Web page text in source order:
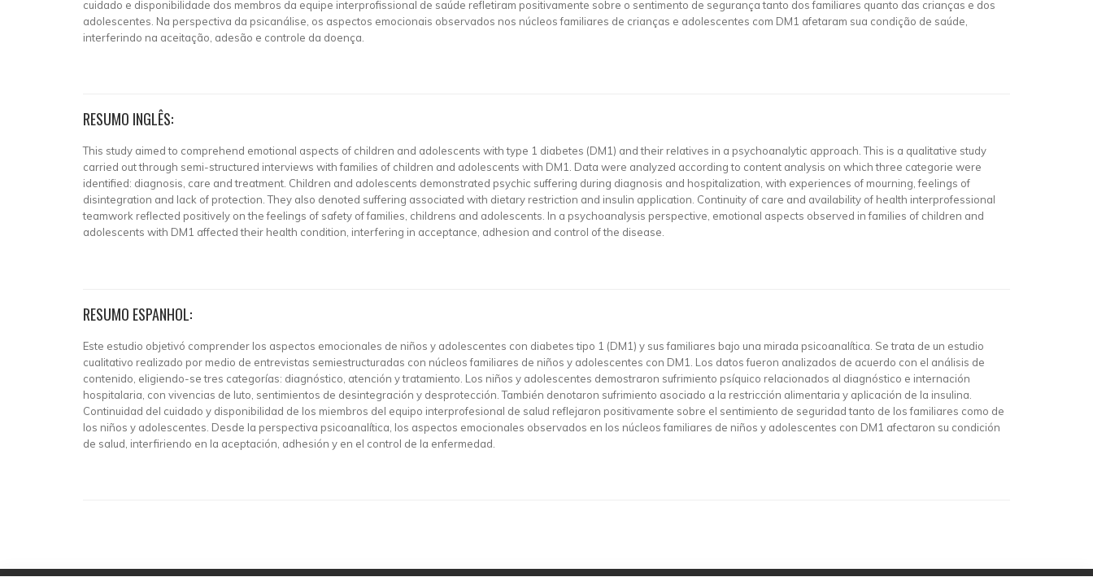
cuidado e disponibilidade dos membros da equipe interprofissional de saúde refletiram positivamente sobre o sentimento de segurança tanto dos familiares quanto das crianças e dos
adolescentes. Na perspectiva da psicanálise, os aspectos emocionais observados nos núcleos familiares de crianças e adolescentes com DM1 afetaram sua condição de saúde,
interferindo na aceitação, adesão e controle da doença.
RESUMO INGLÊS:
This study aimed to comprehend emotional aspects of children and adolescents with type 1 diabetes (DM1) and their relatives in a psychoanalytic approach. This is a qualitative study
carried out through semi-structured interviews with families of children and adolescents with DM1. Data were analyzed according to content analysis on which three categorie were
identified: diagnosis, care and treatment. Children and adolescents demonstrated psychic suffering during diagnosis and hospitalization, with experiences of mourning, feelings of
disintegration and lack of protection. They also denoted suffering associated with dietary restriction and insulin application. Continuity of care and availability of health interprofessional
teamwork reflected positively on the feelings of safety of families, childrens and adolescents. In a psychoanalysis perspective, emotional aspects observed in families of children and
adolescents with DM1 affected their health condition, interfering in acceptance, adhesion and control of the disease.
RESUMO ESPANHOL:
Este estudio objetivó comprender los aspectos emocionales de niños y adolescentes con diabetes tipo 1 (DM1) y sus familiares bajo una mirada psicoanalítica. Se trata de un estudio
cualitativo realizado por medio de entrevistas semiestructuradas con núcleos familiares de niños y adolescentes con DM1. Los datos fueron analizados de acuerdo con el análisis de
contenido, eligiendo-se tres categorías: diagnóstico, atención y tratamiento. Los niños y adolescentes demostraron sufrimiento psíquico relacionados al diagnóstico e internación
hospitalaria, con vivencias de luto, sentimientos de desintegración y desprotección. También denotaron sufrimiento asociado a la restricción alimentaria y aplicación de la insulina.
Continuidad del cuidado y disponibilidad de los miembros del equipo interprofesional de salud reflejaron positivamente sobre el sentimiento de seguridad tanto de los familiares como de
los niños y adolescentes. Desde la perspectiva psicoanalítica, los aspectos emocionales observados en los núcleos familiares de niños y adolescentes con DM1 afectaron su condición
de salud, interfiriendo en la aceptación, adhesión y en el control de la enfermedad.